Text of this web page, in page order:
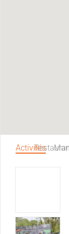
Activités